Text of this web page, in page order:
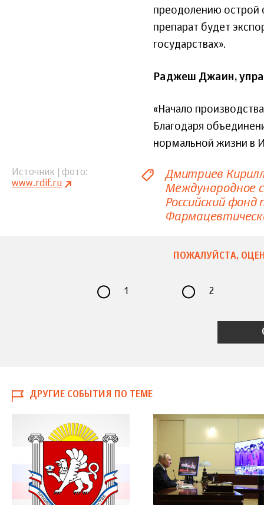
преодолению острой
препарат будет
государствах».
Раджеш Джаин,
«Начало
Благодаря
нормальной жизни в
Источник | фото
www.rdif.ru
Дмитриев
Международное
Российский
ПОЖАЛУЙСТА,
1 2
ДРУГИЕ СОБЫТИЯ ПО ТЕМЕ